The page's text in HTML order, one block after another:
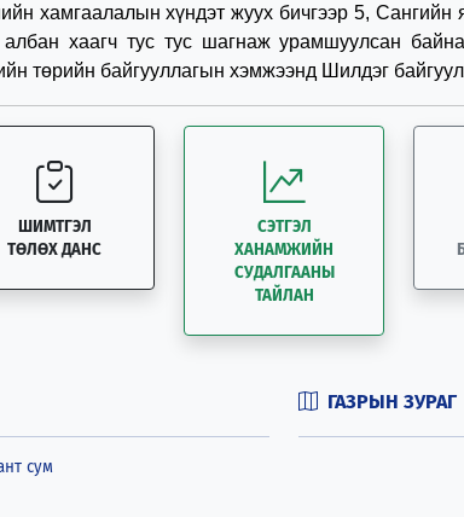
хамгаалалын хүндэт жуух бичгээр 5,
хаагч тус тус шагнаж урамшуулсан
төрийн байгууллагын хэмжээнд Шилдэг
ШИМТГЭЛ
ТӨЛӨХ ДАНС
СЭТГЭЛ
ХАНАМЖИЙН
СУДАЛГААНЫ
ТАЙЛАН
сум
ГАЗРЫН ЗУРАГ